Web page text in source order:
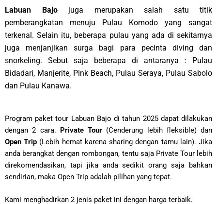
Labuan Bajojuga merupakan salah satu titik
pemberangkatan menuju Pulau Komodo yang sangat
terkenal. Selain itu, beberapa pulau yang ada di sekitarnya
juga menjanjikan surga bagi para pecinta diving dan
snorkeling. Sebut saja beberapa di antaranya : Pulau
Bidadari, Manjerite, Pink Beach, Pulau Seraya, Pulau Sabolo
dan Pulau Kanawa.
Program paket tour Labuan Bajo di tahun 2025 dapat dilakukan
dengan 2 cara. Private Tour (Cenderung lebih fleksible) dan
Open Trip (Lebih hemat karena sharing dengan tamu lain). Jika
anda berangkat dengan rombongan, tentu saja Private Tour lebih
direkomendasikan, tapi jika anda sedikit orang saja bahkan
sendirian, maka Open Trip adalah pilihan yang tepat.
Kami menghadirkan 2 jenis paket ini dengan harga terbaik.